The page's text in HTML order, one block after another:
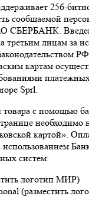
256-
сообщаемой
СБЕРБАНК.
третьим лицам за
картам
Sprl.
с помощью
необходимо
картой».
систем:
логотип МИР)
(разместить